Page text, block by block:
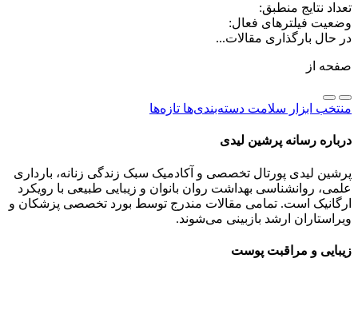
تعداد نتایج منطبق:
وضعیت فیلترهای فعال:
در حال بارگذاری مقالات...
صفحه از
منتخب ابزار سلامت دسته‌بندی‌ها تازه‌ها
درباره رسانه پرشین لیدی
پرشین لیدی پورتال تخصصی و آکادمیک سبک زندگی زنانه، بارداری
علمی، روانشناسی بهداشت روان بانوان و زیبایی طبیعی با رویکرد
ارگانیک است. تمامی مقالات مندرج توسط بورد تخصصی پزشکان و
ویراستاران ارشد بازبینی می‌شوند.
زیبایی و مراقبت پوست